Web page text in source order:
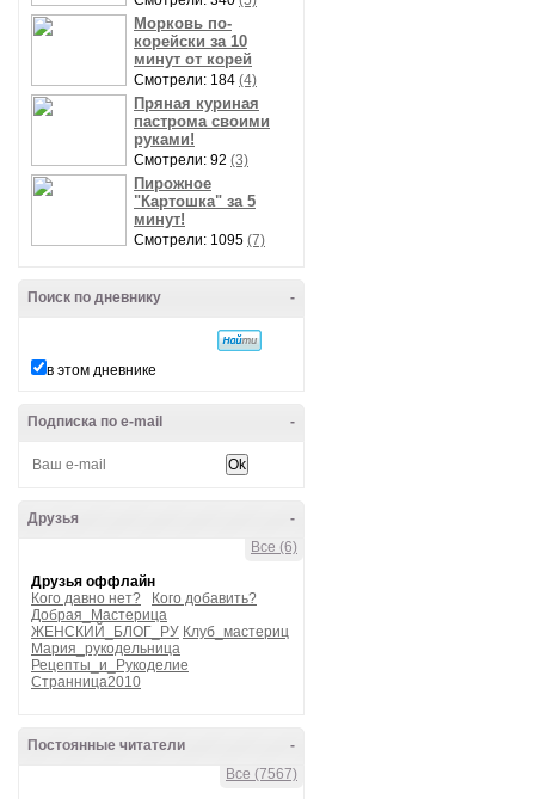
Морковь по-
корейски за 10
минут от корей
Смотрели: 184 (4)
Пряная куриная
пастрома своими
руками!
Смотрели: 92 (3)
Пирожное
"Картошка" за 5
минут!
Смотрели: 1095 (7)
-
Поиск по дневнику
в этом дневнике
-
Подписка по e-mail
-
Друзья
Все (6)
Друзья оффлайн
Кого давно нет?
Кого добавить?
Добрая_Мастерица
ЖЕНСКИЙ_БЛОГ_РУ Клуб_мастериц
Мария_рукодельница
Рецепты_и_Рукоделие
Странница2010
-
Постоянные читатели
Все (7567)